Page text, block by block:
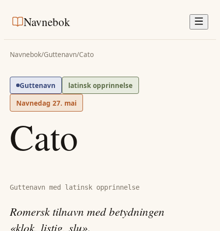
Navnebok
Navnebok/Guttenavn/Cato
Guttenavn
latinsk opprinnelse
Navnedag 27. mai
Cato
Guttenavn med latinsk opprinnelse
Romersk tilnavn med betydningen
«klok, listig, slu».